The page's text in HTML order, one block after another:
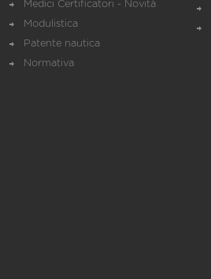
Medici Certificatori - Novità
Modulistica
Patente nautica
Normativa